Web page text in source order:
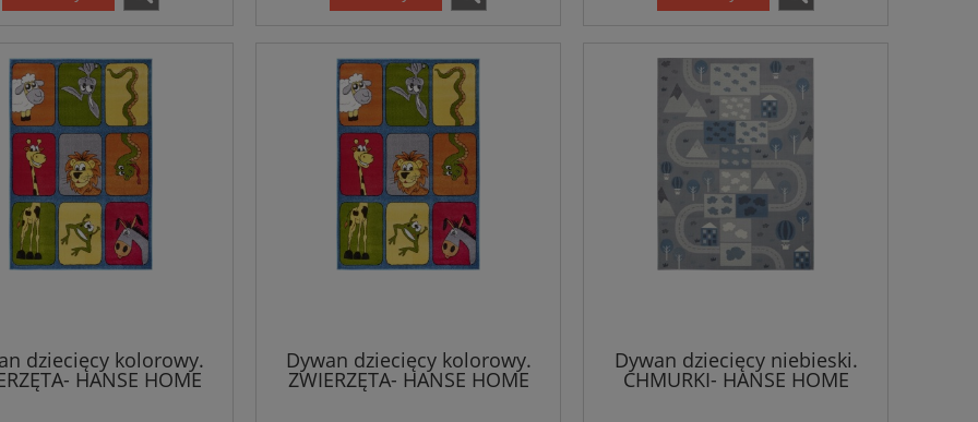
dziecięcy kolorowy.
HANSE HOME
160x220cm
Dywan dziecięcy kolorowy.
ZWIERZĘTA- HANSE HOME
160x230cm
Dywan dziecięcy niebieski.
CHMURKI- HANSE HOME